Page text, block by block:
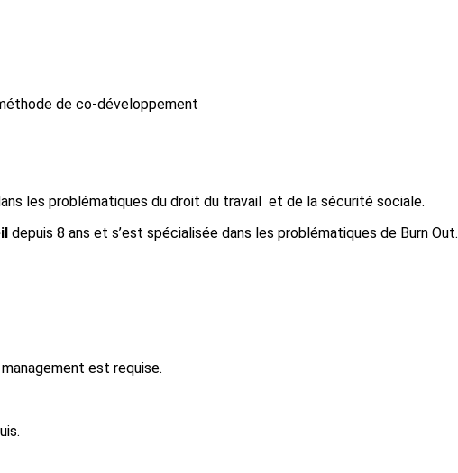
de co-développement
les problématiques du droit du travail et de la sécurité sociale.
depuis 8 ans et s’est spécialisée dans les problématiques de Burn Out.
est requise.